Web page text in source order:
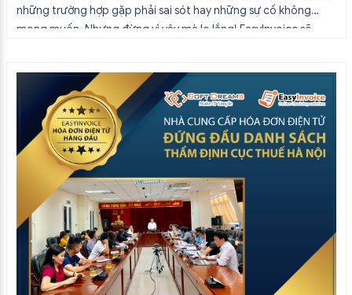
những trường hợp gặp phải sai sót hay những sự cố không
mong muốn. Nhưng đừng vì vậy mà lo lắng! EasyInvoice sẽ